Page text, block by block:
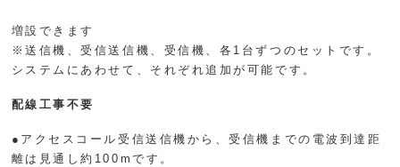
増設できます
※送信機、受信送信機、受信機、各1台ずつのセットです。
システムにあわせて、それぞれ追加が可能です。
配線工事不要
●アクセスコール受信送信機から、受信機までの電波到達距
離は見通し約100mです。